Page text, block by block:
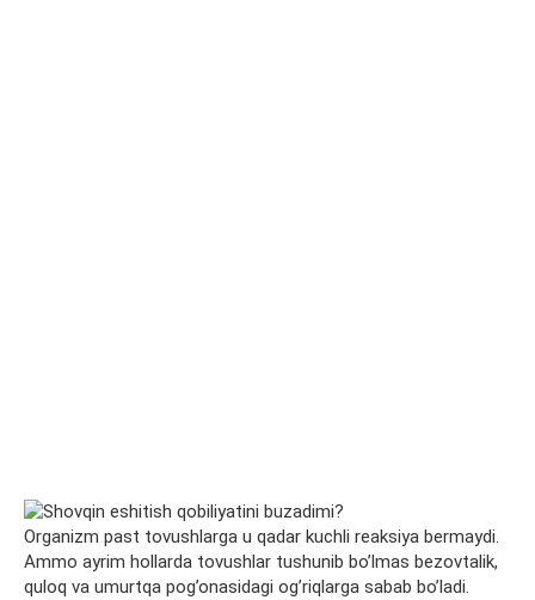
Organizm past tovushlarga u qadar kuchli reaksiya bermaydi.
Ammo ayrim hollarda tovushlar tushunib bo’lmas bezovtalik,
quloq va umurtqa pog’onasidagi og’riqlarga sabab bo’ladi.